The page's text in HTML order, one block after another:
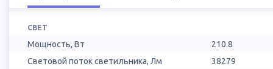
СВЕТ
Мощность, Вт
210.8
Световой поток светильника, Лм
38279